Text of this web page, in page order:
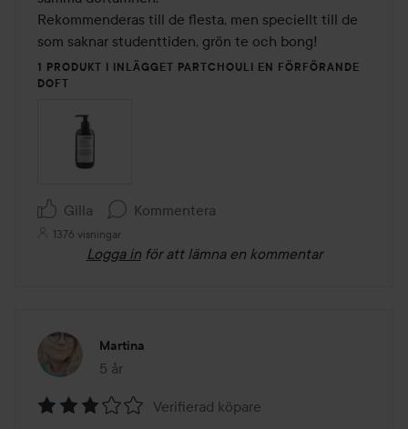
Rekommenderas till de flesta, men speciellt till de
som saknar studenttiden, grön te och bong!
1 PRODUKT I INLÄGGET PARTCHOULI EN FÖRFÖRANDE
DOFT
Gilla Kommentera
1376 visningar
Logga in för att lämna en kommentar
Martina
5 år
Inlägget skapades 5 år
Verifierad köpare